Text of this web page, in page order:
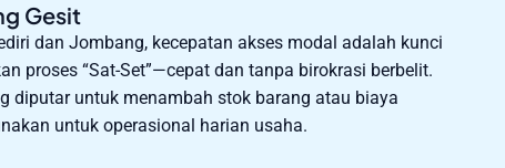
Gesit
dan Jombang, kecepatan akses modal adalah kunci
proses “Sat-Set”—cepat dan tanpa birokrasi berbelit.
diputar untuk menambah stok barang atau biaya
untuk operasional harian usaha.